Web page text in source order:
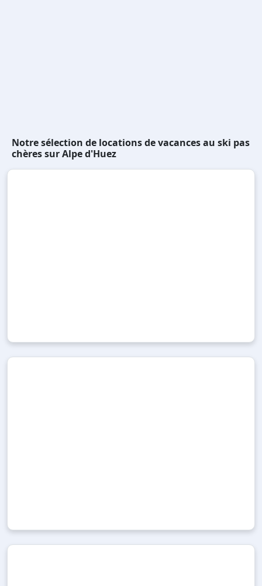
Notre sélection de locations de vacances au ski pas
chères sur Alpe d'Huez